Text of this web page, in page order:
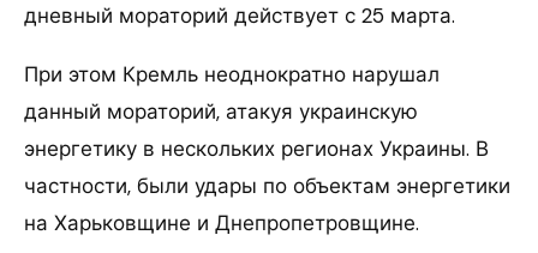
дневный мораторий действует с 25 марта.
При этом Кремль неоднократно нарушал
данный мораторий, атакуя украинскую
энергетику в нескольких регионах Украины. В
частности, были удары по объектам энергетики
на Харьковщине и Днепропетровщине.